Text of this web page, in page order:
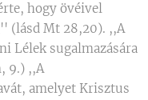
hogy övéivel
(lásd Mt 28,20). ,,A
Lélek sugalmazására
9.) ,,A
amelyet Krisztus